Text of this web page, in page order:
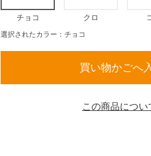
チョコ クロ
選択されたカラー：チョコ
買い物かごへ
この商品につ